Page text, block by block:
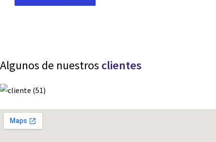
Algunos de nuestros clientes